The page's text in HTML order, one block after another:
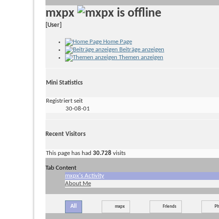
mxpx
[User]
Home Page
Beiträge anzeigen
Themen anzeigen
Mini Statistics
Registriert seit
30-08-01
Recent Visitors
This page has had 30.728 visits
Tab Content
mxpx's Activity
About Me
All mxpx Friends